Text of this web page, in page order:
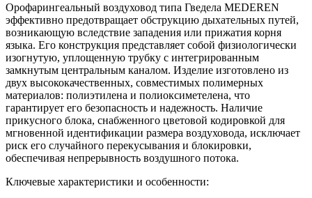
Орофарингеальный воздуховод типа Гведела MEDEREN
эффективно предотвращает обструкцию дыхательных путей,
возникающую вследствие западения или прижатия корня
языка. Его конструкция представляет собой физиологически
изогнутую, уплощенную трубку с интегрированным
замкнутым центральным каналом. Изделие изготовлено из
двух высококачественных, совместимых полимерных
материалов: полиэтилена и полиоксиметелена, что
гарантирует его безопасность и надежность. Наличие
прикусного блока, снабженного цветовой кодировкой для
мгновенной идентификации размера воздуховода, исключает
риск его случайного перекусывания и блокировки,
обеспечивая непрерывность воздушного потока.
Ключевые характеристики и особенности: